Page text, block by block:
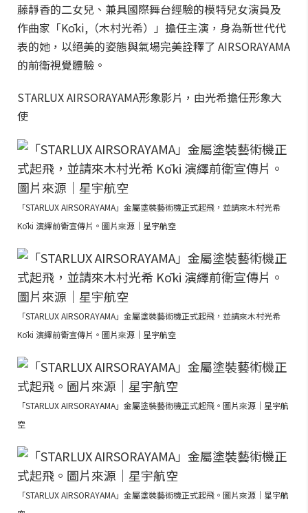
藤靜香的二女兒、兼具國際舞台經驗的模特兒女演員及
作曲家「Kōki,（木村光希）」擔任主演，身為新世代代
表的她，以絕美的姿態與氣場完美詮釋了 AIRSORAYAMA
的前衛視覺體驗。
STARLUX AIRSORAYAMA形象影片，由光希擔任形象大
使
「STARLUX AIRSORAYAMA」金屬塗裝藝術機正式起飛，並請來木村光希
Kōki 演繹前衛宣傳片。圖片來源｜星宇航空
「STARLUX AIRSORAYAMA」金屬塗裝藝術機正式起飛，並請來木村光希
Kōki 演繹前衛宣傳片。圖片來源｜星宇航空
「STARLUX AIRSORAYAMA」金屬塗裝藝術機正式起飛。圖片來源｜星宇航
空
「STARLUX AIRSORAYAMA」金屬塗裝藝術機正式起飛。圖片來源｜星宇航